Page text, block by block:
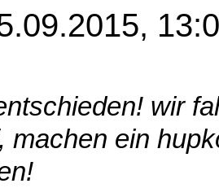
wir
machen ein